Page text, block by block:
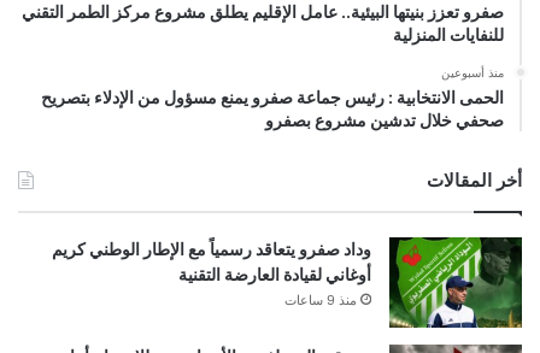
صفرو تعزز بنيتها البيئية.. عامل الإقليم يطلق مشروع مركز الطمر التقني
للنفايات المنزلية
منذ أسبوعين
الحمى الانتخابية : رئيس جماعة صفرو يمنع مسؤول من الإدلاء بتصريح
صحفي خلال تدشين مشروع بصفرو
أخر المقالات
وداد صفرو يتعاقد رسمياً مع الإطار الوطني كريم
أوغاني لقيادة العارضة التقنية
منذ 9 ساعات